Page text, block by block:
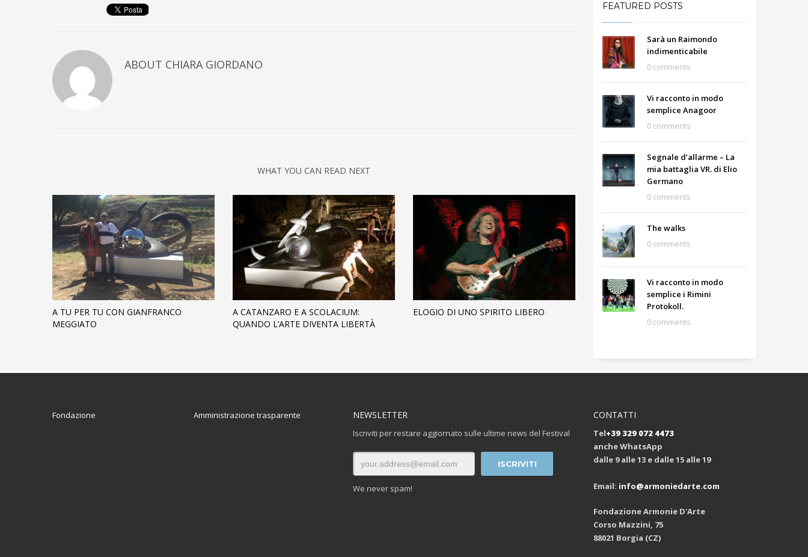
ABOUT CHIARA GIORDANO
WHAT YOU CAN READ NEXT
A TU PER TU CON GIANFRANCO
MEGGIATO
A CATANZARO E A SCOLACIUM:
QUANDO L’ARTE DIVENTA LIBERTÀ
ELOGIO DI UNO SPIRITO LIBERO
FEATURED POSTS
Sarà un Raimondo
indimenticabile
0 comments
Vi racconto in modo
semplice Anagoor
0 comments
Segnale d’allarme – La
mia battaglia VR. di Elio
Germano
0 comments
The walks
0 comments
Vi racconto in modo
semplice i Rimini
Protokoll.
0 comments
Fondazione Amministrazione trasparente NEWSLETTER
Iscriviti per restare aggiornato sulle ultime news del Festival
We never spam!
CONTATTI
Tel+39 329 072 4473
anche WhatsApp
dalle 9 alle 13 e dalle 15 alle 19
Email: info@armoniedarte.com
Fondazione Armonie D'Arte
Corso Mazzini, 75
88021 Borgia (CZ)